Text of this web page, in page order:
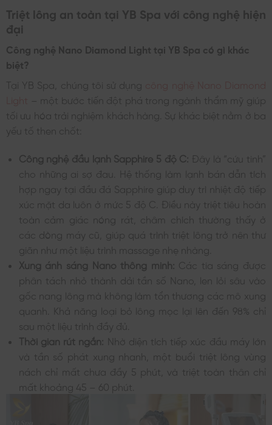
Triệt lông an toàn tại YB Spa với công nghệ hiện
đại
Công nghệ Nano Diamond Light tại YB Spa có gì khác
biệt?
Tại YB Spa, chúng tôi sử dụng
– một bước tiến đột phá trong ngành thẩm mỹ giúp
tối ưu hóa trải nghiệm khách hàng. Sự khác biệt nằm ở ba
yếu tố then chốt:
Công nghệ đầu lạnh Sapphire 5 độ C: Đây là “cứu tinh”
cho những ai sợ đau. Hệ thống làm lạnh bán dẫn tích
hợp ngay tại đầu đá Sapphire giúp duy trì nhiệt độ tiếp
xúc mặt da luôn ở mức 5 độ C. Điều này triệt tiêu hoàn
toàn cảm giác nóng rát, châm chích thường thấy ở
các dòng máy cũ, giúp quá trình triệt lông trở nên thư
giãn như một liệu trình massage nhẹ nhàng.
Xung ánh sáng Nano thông minh: Các tia sáng được
phân tách nhỏ thành dải tần số Nano, len lỏi sâu vào
gốc nang lông mà không làm tổn thương các mô xung
quanh. Khả năng loại bỏ lông mọc lại lên đến 98% chỉ
sau một liệu trình đầy đủ.
Thời gian rút ngắn: Nhờ diện tích tiếp xúc đầu máy lớn
và tần số phát xung nhanh, một buổi triệt lông vùng
nách chỉ mất chưa đầy 5 phút, và triệt toàn thân chỉ
mất khoảng 45 – 60 phút.